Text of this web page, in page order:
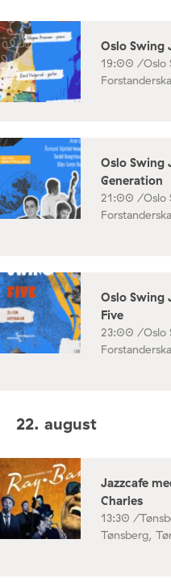
Oslo Swing
19:00 /Oslo
Oslo Swing
Generation
21:00 /Oslo
Oslo Swing
Five
23:00 /Oslo
22. august
Jazzcafe
Charles
13:30 /
Tønsberg,